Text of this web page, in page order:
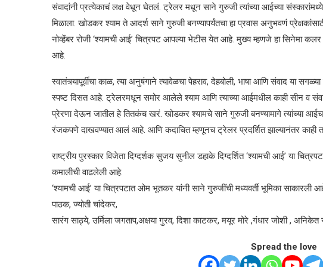
संवादांनी प्रत्येकाचं लक्ष वेधून घेतलं. ट्रेलर मधून साने गुरुजी त्यांच्या आईच्या
मिळाला. खोडकर श्याम ते आदर्श साने गुरुजी बनण्यापर्यंतचा हा प्रवास अनुभवणं
नोव्हेंबर रोजी ‘श्यामची आई’ चित्रपट आपल्या भेटीस येत आहे. मुख्य म्हणजे हा सिनेमा
आहे.
स्वातंत्र्यापूर्वीचा काळ, त्या अनुषंगाने त्यावेळचा पेहराव, देहबोली, भाषा आणि संवाद या
स्पष्ट दिसत आहे. ट्रेलरमधून समोर आलेले श्याम आणि त्याच्या आईमधील काही सीन व
प्रेरणा देऊन जातील हे तितकंच खरं. खोडकर श्यामचे साने गुरुजी बनण्यामागे त्यांच्या
रंजकपणे दाखवण्यात आलं आहे. आणि कदाचित म्हणूनच ट्रेलर प्रदर्शित झाल्यानंतर काही
राष्ट्रीय पुरस्कार विजेता दिग्दर्शक सुजय सुनील डहाके दिग्दर्शित ‘श्यामची आई’ या
कमालीची वाढलेली आहे.
‘श्यामची आई’ या चित्रपटात ओम भूतकर यांनी साने गुरुजींची मध्यवर्ती भूमिका साकारली
पाठक, ज्योती चांदेकर,
सारंग साठ्ये, उर्मिला जगताप,अक्षया गुरव, दिशा काटकर, मयूर मोरे ,गंधार जोशी , अनिकेत
Spread the love